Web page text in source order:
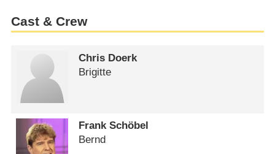
Cast & Crew
Chris Doerk
Brigitte
Frank Schöbel
Bernd